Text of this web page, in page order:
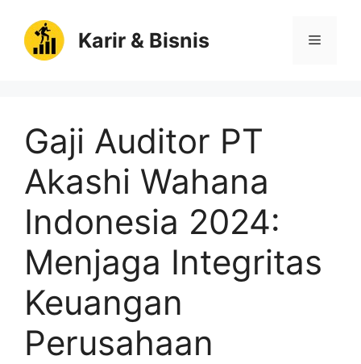
Karir & Bisnis Menu
Gaji Auditor PT
Akashi Wahana
Indonesia 2024:
Menjaga Integritas
Keuangan
Perusahaan